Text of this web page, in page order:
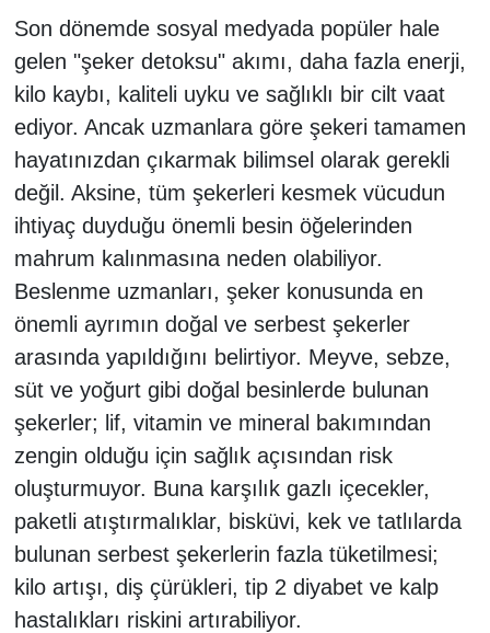
Son dönemde sosyal medyada popüler hale
gelen "şeker detoksu" akımı, daha fazla enerji,
kilo kaybı, kaliteli uyku ve sağlıklı bir cilt vaat
ediyor. Ancak uzmanlara göre şekeri tamamen
hayatınızdan çıkarmak bilimsel olarak gerekli
değil. Aksine, tüm şekerleri kesmek vücudun
ihtiyaç duyduğu önemli besin öğelerinden
mahrum kalınmasına neden olabiliyor.
Beslenme uzmanları, şeker konusunda en
önemli ayrımın doğal ve serbest şekerler
arasında yapıldığını belirtiyor. Meyve, sebze,
süt ve yoğurt gibi doğal besinlerde bulunan
şekerler; lif, vitamin ve mineral bakımından
zengin olduğu için sağlık açısından risk
oluşturmuyor. Buna karşılık gazlı içecekler,
paketli atıştırmalıklar, bisküvi, kek ve tatlılarda
bulunan serbest şekerlerin fazla tüketilmesi;
kilo artışı, diş çürükleri, tip 2 diyabet ve kalp
hastalıkları riskini artırabiliyor.